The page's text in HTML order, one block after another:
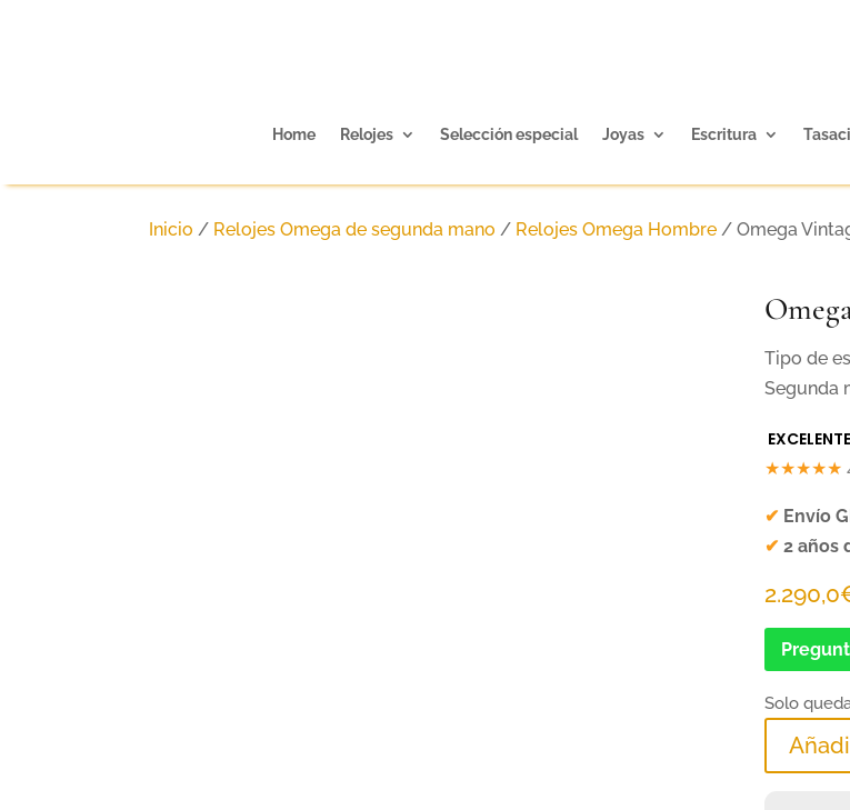
Home Relojes Selección especial Joyas Escritura
Inicio / Relojes Omega de segunda mano / Relojes Omega Hombre / Omega
Tipo de
Segunda
EXCELENTE
★★★★★
✔ Envío
✔2 años
2.290,0
Solo